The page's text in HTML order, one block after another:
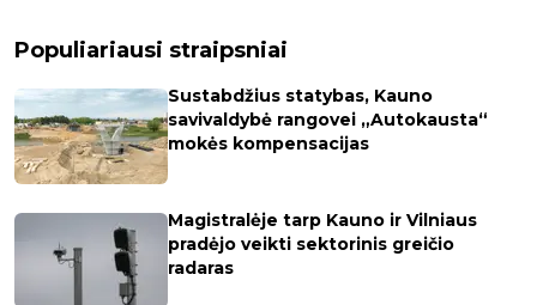
Populiariausi straipsniai
Sustabdžius statybas, Kauno
savivaldybė rangovei „Autokausta“
mokės kompensacijas
Magistralėje tarp Kauno ir Vilniaus
pradėjo veikti sektorinis greičio
radaras